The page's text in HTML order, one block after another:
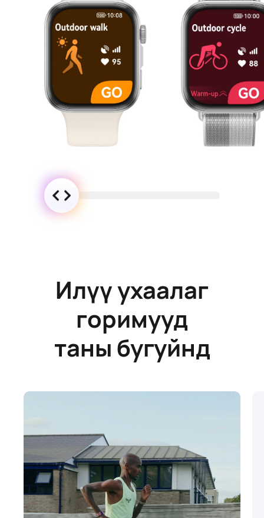
Илүү ухаалаг
горимууд
таны бугуйнд